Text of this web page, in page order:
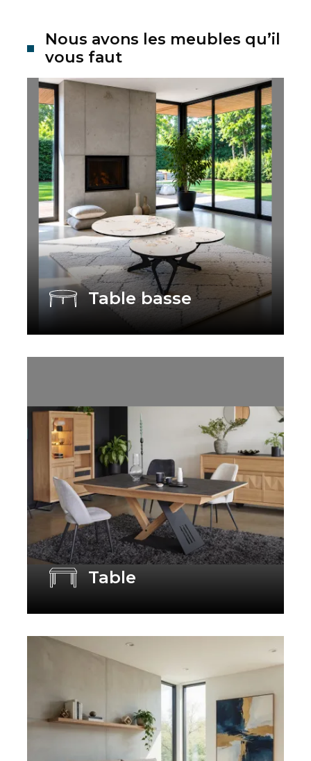
Nous avons les meubles qu’il
vous faut
Table basse
Table